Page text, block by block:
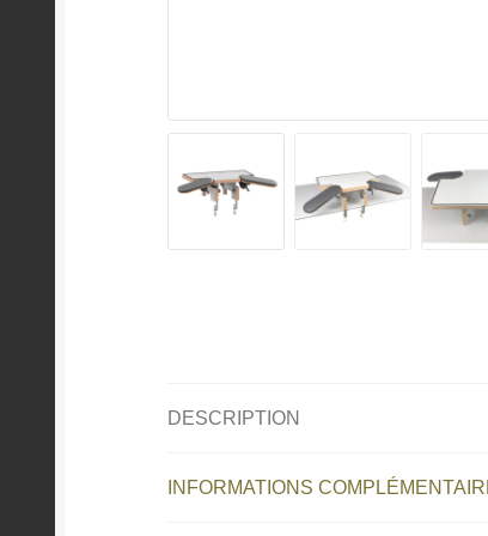
DESCRIPTION
INFORMATIONS